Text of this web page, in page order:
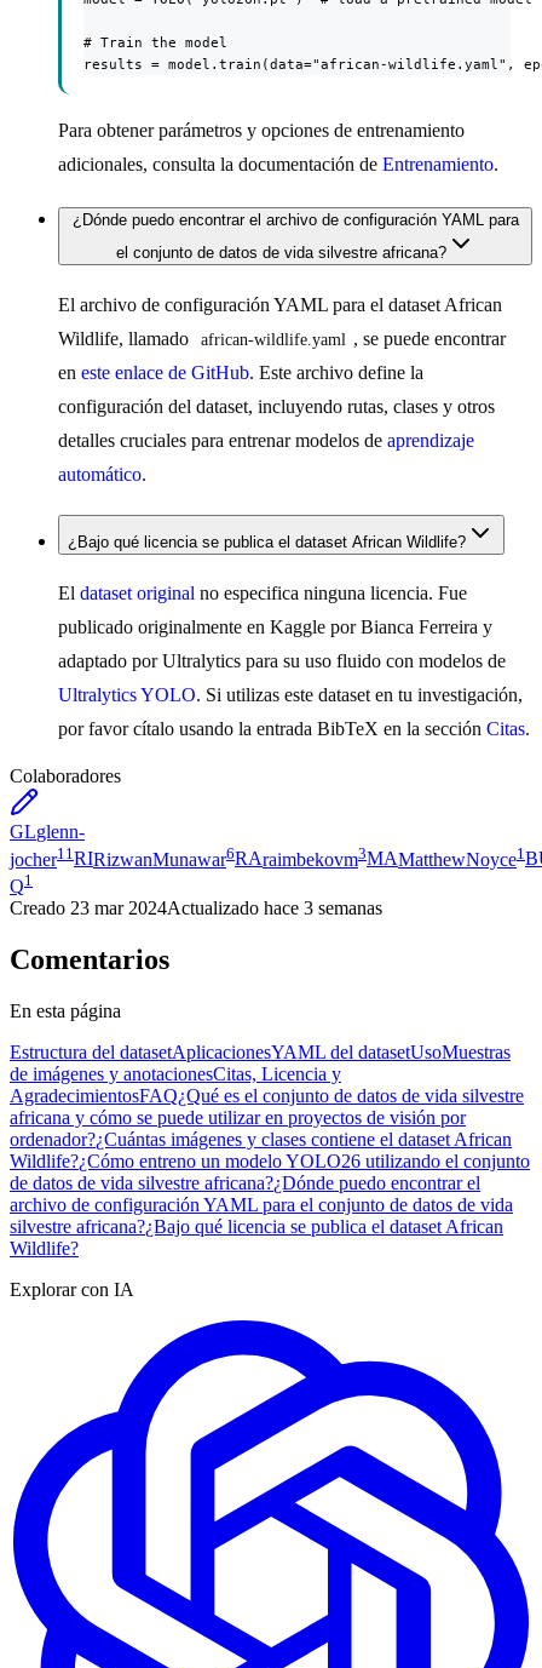
# Train the model
results = model.train(data="african-wildlife.yaml",
Para obtener parámetros y opciones de entrenamiento
adicionales, consulta la documentación de Entrenamiento.
¿Dónde puedo encontrar el archivo de configuración YAML para
el conjunto de datos de vida silvestre africana?
El archivo de configuración YAML para el dataset African
Wildlife, llamado
african-wildlife.yaml , se puede encontrar
en este enlace de GitHub. Este archivo define la
configuración del dataset, incluyendo rutas, clases y otros
detalles cruciales para entrenar modelos de aprendizaje
automático.
¿Bajo qué licencia se publica el dataset African Wildlife?
El dataset original no especifica ninguna licencia. Fue
publicado originalmente en Kaggle por Bianca Ferreira y
adaptado por Ultralytics para su uso fluido con modelos de
Ultralytics YOLO. Si utilizas este dataset en tu investigación,
por favor cítalo usando la entrada BibTeX en la sección Citas.
Colaboradores
GLglenn-
jocher11 RIRizwanMunawar6RAraimbekovm3MAMatthewNoyce1
Q1
Creado 23 mar 2024Actualizado hace 3 semanas
Comentarios
En esta página
Estructura del datasetAplicacionesYAML del datasetUsoMuestras
de imágenes y anotacionesCitas, Licencia y
AgradecimientosFAQ¿Qué es el conjunto de datos de vida silvestre
africana y cómo se puede utilizar en proyectos de visión por
ordenador?¿Cuántas imágenes y clases contiene el dataset African
Wildlife?¿Cómo entreno un modelo YOLO26 utilizando el conjunto
de datos de vida silvestre africana?¿Dónde puedo encontrar el
archivo de configuración YAML para el conjunto de datos de vida
silvestre africana?¿Bajo qué licencia se publica el dataset African
Wildlife?
Explorar con IA